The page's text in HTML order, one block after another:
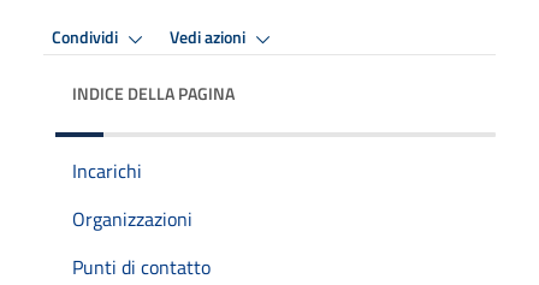
Condividi Vedi azioni
INDICE DELLA PAGINA
Incarichi
Organizzazioni
Punti di contatto